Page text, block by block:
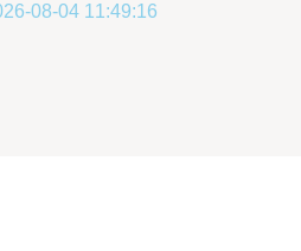
08-04 11:49:16